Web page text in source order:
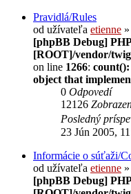
Pravidlá/Rules
od užívateľa etienne
[phpBB Debug]
[ROOT]/vendor/
on line 1266:
object that
0 Odpovedí
12126
Posledný
23 Jún 2005,
Informácie o súťaži/
od užívateľa etienne
[phpBB Debug]